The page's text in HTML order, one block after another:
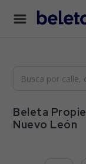
Beleta
Nuevo León